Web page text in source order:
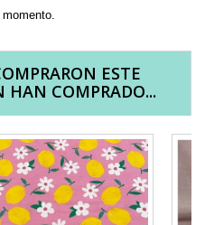
ESTE
HAN COMPRADO...